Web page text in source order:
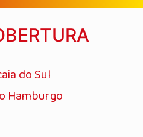
do Sul
Hamburgo